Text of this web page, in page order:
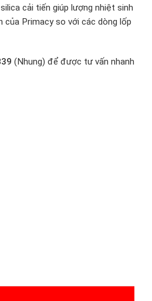
cải tiến giúp lượng nhiệt sinh
của Primacy so với các dòng lốp
(Nhung) để được tư vấn nhanh